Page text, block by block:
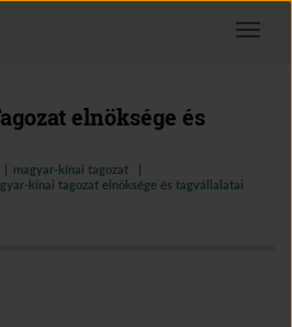
Toggle
elnöksége és
magyar-kínai tagozat
kínai tagozat elnöksége és tagvállalatai